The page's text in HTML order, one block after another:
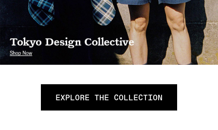
EXPLORE THE COLLECTION